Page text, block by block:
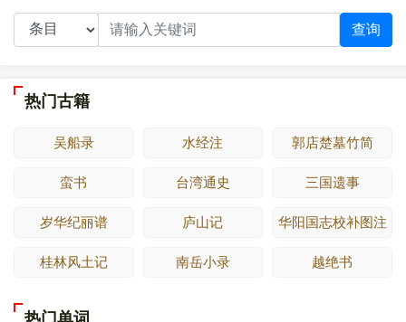
查询
热门古籍
吴船录 水经注 郭店楚墓竹简
蛮书 台湾通史 三国遗事
岁华纪丽谱 庐山记 华阳国志校补图注
桂林风土记 南岳小录 越绝书
热门单词